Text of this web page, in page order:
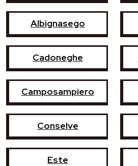
Albignasego
Cadoneghe
Camposampiero
Conselve
Este